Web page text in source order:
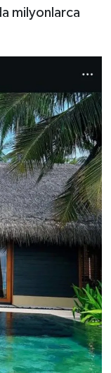
milyonlarca